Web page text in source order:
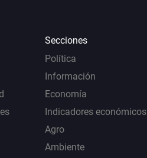
Secciones
Política
Información
Economía
Indicadores económicos
Agro
Ambiente